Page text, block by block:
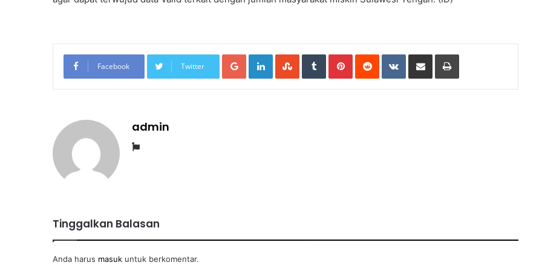
Facebook Twitter
Google+LinkedInStumbleUpon
TumblrPinterestReddit VKontakteShare
Email
Print
admin
Website
Tinggalkan Balasan
Anda harus masuk untuk berkomentar.